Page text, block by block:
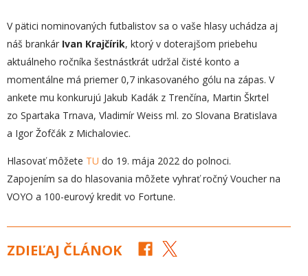
V pätici nominovaných futbalistov sa o vaše hlasy uchádza aj
náš brankár Ivan Krajčírik, ktorý v doterajšom priebehu
aktuálneho ročníka šestnásťkrát udržal čisté konto a
momentálne má priemer 0,7 inkasovaného gólu na zápas. V
ankete mu konkurujú Jakub Kadák z Trenčína, Martin Škrtel
zo Spartaka Trnava, Vladimír Weiss ml. zo Slovana Bratislava
a Igor Žofčák z Michaloviec.
Hlasovať môžete TU do 19. mája 2022 do polnoci.
Zapojením sa do hlasovania môžete vyhrať ročný Voucher na
VOYO a 100-eurový kredit vo Fortune.
ZDIEĽAJ ČLÁNOK